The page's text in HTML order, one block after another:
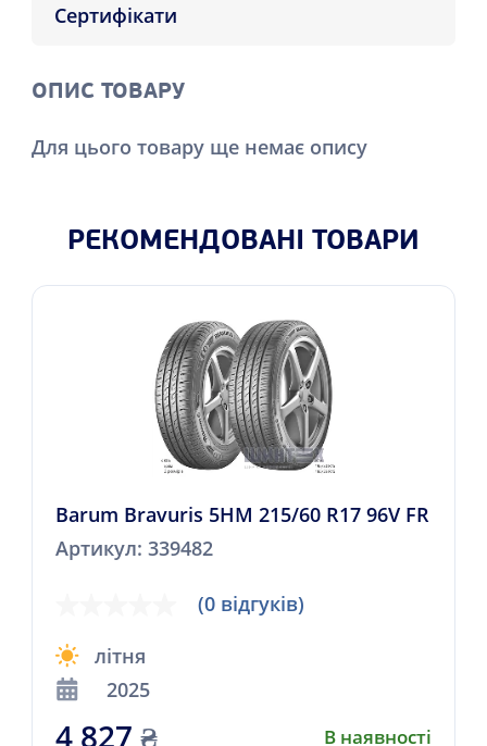
Сертифікати
ОПИС ТОВАРУ
Для цього товару ще немає опису
РЕКОМЕНДОВАНІ ТОВАРИ
Barum Bravuris 5HM 215/60 R17 96V FR
Артикул: 339482
(0 відгуків)
літня
2025
4 827 ₴ В наявності